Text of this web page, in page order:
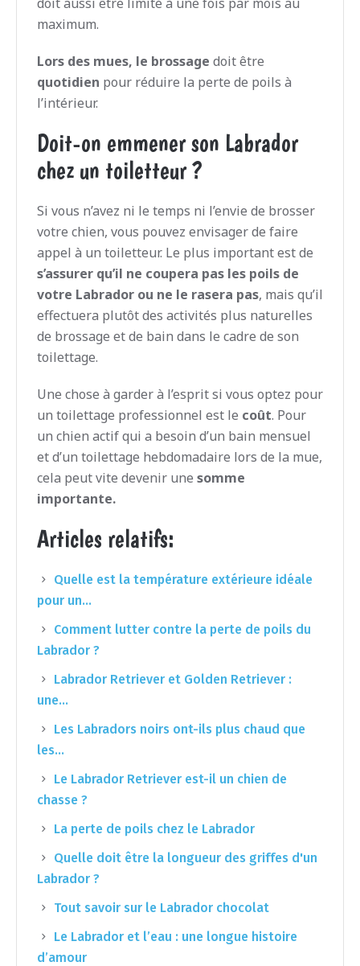
maximum.
Lors des mues, le brossage doit être
quotidien pour réduire la perte de poils à
l’intérieur.
Doit-on emmener son Labrador
chez un toiletteur ?
Si vous n’avez ni le temps ni l’envie de brosser
votre chien, vous pouvez envisager de faire
appel à un toiletteur. Le plus important est de
s’assurer qu’il ne coupera pas les poils de
votre Labrador ou ne le rasera pas, mais qu’il
effectuera plutôt des activités plus naturelles
de brossage et de bain dans le cadre de son
toilettage.
Une chose à garder à l’esprit si vous optez pour
un toilettage professionnel est le coût. Pour
un chien actif qui a besoin d’un bain mensuel
et d’un toilettage hebdomadaire lors de la mue,
cela peut vite devenir une somme
importante.
Articles relatifs:
Quelle est la température extérieure idéale
pour un…
Comment lutter contre la perte de poils du
Labrador ?
Labrador Retriever et Golden Retriever :
une…
Les Labradors noirs ont-ils plus chaud que
les…
Le Labrador Retriever est-il un chien de
chasse ?
La perte de poils chez le Labrador
Quelle doit être la longueur des griffes d'un
Labrador ?
Tout savoir sur le Labrador chocolat
Le Labrador et l’eau : une longue histoire
d’amour